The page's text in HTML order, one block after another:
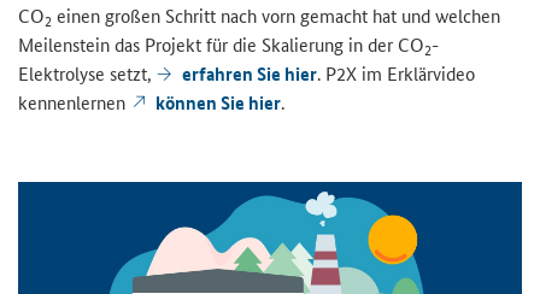
CO2 einen großen Schritt nach vorn gemacht hat und welchen
Meilenstein das Projekt für die Skalierung in der CO2-
Elektrolyse setzt,
erfahren Sie hier. P2X im Erklärvideo
kennenlernen
können Sie hier.